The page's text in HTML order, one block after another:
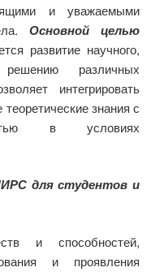
и уважаемыми
Основной целью
развитие научного,
различных
интегрировать
знания с
в условиях
для студентов и
и способностей,
и проявления